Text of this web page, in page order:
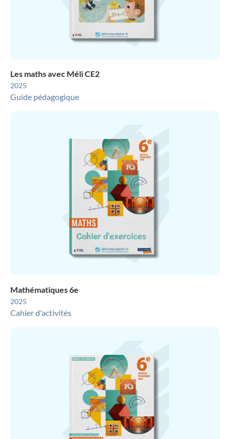
Les maths avec Méli CE2
2025
Guide pédagogique
Mathématiques 6e
2025
Cahier d'activités